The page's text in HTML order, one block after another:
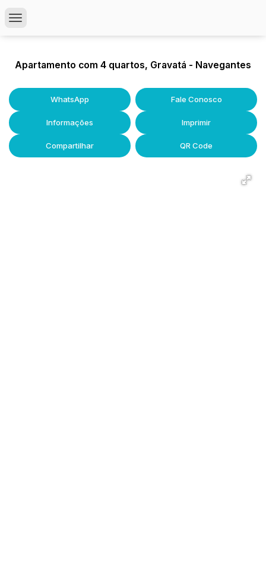
Apartamento com 4 quartos, Gravatá - Navegantes
WhatsApp Fale Conosco
Informações Imprimir
Compartilhar QR Code